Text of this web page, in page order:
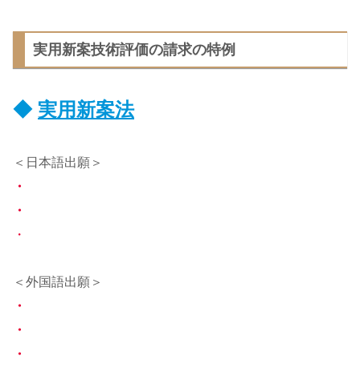
実用新案技術評価の請求の特例
◆ 実用新案法
＜日本語出願＞
・
・
・
＜外国語出願＞
・
・
・